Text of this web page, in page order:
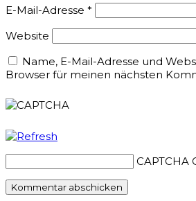
E-Mail-Adresse *
Website
Name, E-Mail-Adresse und
Browser für meinen nächsten
CAPTCHA